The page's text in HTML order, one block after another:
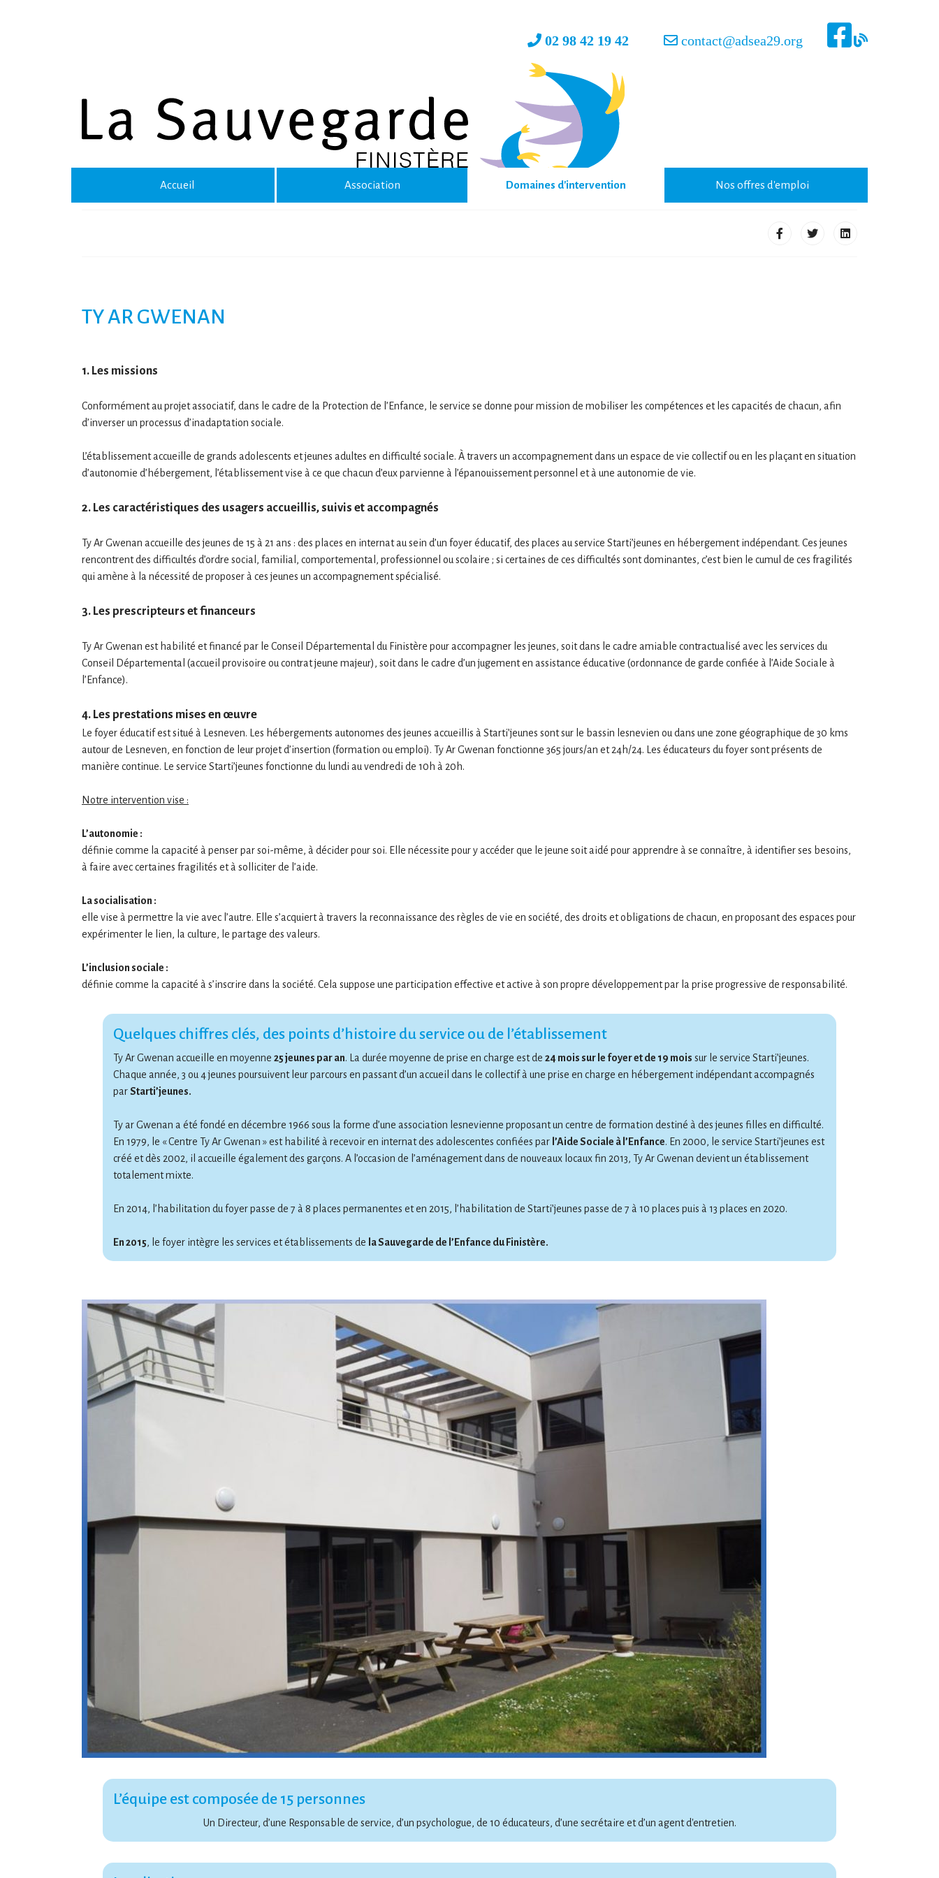
02 98 42 19 42 contact@adsea29.org
Accueil Association Domaines d'intervention Nos offres d'emploi
TY AR GWENAN
1. Les missions
Conformément au projet associatif, dans le cadre de la Protection de l’Enfance, le service se donne pour mission de mobiliser les compétences et les capacités de chacun, afin
d’inverser un processus d’inadaptation sociale.
L’établissement accueille de grands adolescents et jeunes adultes en difficulté sociale. À travers un accompagnement dans un espace de vie collectif ou en les plaçant en situation
d’autonomie d’hébergement, l’établissement vise à ce que chacun d’eux parvienne à l’épanouissement personnel et à une autonomie de vie.
2. Les caractéristiques des usagers accueillis, suivis et accompagnés
Ty Ar Gwenan accueille des jeunes de 15 à 21 ans : des places en internat au sein d’un foyer éducatif, des places au service Starti’jeunes en hébergement indépendant. Ces jeunes
rencontrent des difficultés d’ordre social, familial, comportemental, professionnel ou scolaire ; si certaines de ces difficultés sont dominantes, c’est bien le cumul de ces fragilités
qui amène à la nécessité de proposer à ces jeunes un accompagnement spécialisé.
3. Les prescripteurs et financeurs
Ty Ar Gwenan est habilité et financé par le Conseil Départemental du Finistère pour accompagner les jeunes, soit dans le cadre amiable contractualisé avec les services du
Conseil Départemental (accueil provisoire ou contrat jeune majeur), soit dans le cadre d’un jugement en assistance éducative (ordonnance de garde confiée à l’Aide Sociale à
l’Enfance).
4. Les prestations mises en œuvre
Le foyer éducatif est situé à Lesneven. Les hébergements autonomes des jeunes accueillis à Starti’jeunes sont sur le bassin lesnevien ou dans une zone géographique de 30 kms
autour de Lesneven, en fonction de leur projet d’insertion (formation ou emploi). Ty Ar Gwenan fonctionne 365 jours/an et 24h/24. Les éducateurs du foyer sont présents de
manière continue. Le service Starti’jeunes fonctionne du lundi au vendredi de 10h à 20h.
Notre intervention vise :
L’autonomie :
définie comme la capacité à penser par soi-même, à décider pour soi. Elle nécessite pour y accéder que le jeune soit aidé pour apprendre à se connaître, à identifier ses besoins,
à faire avec certaines fragilités et à solliciter de l’aide.
La socialisation :
elle vise à permettre la vie avec l’autre. Elle s’acquiert à travers la reconnaissance des règles de vie en société, des droits et obligations de chacun, en proposant des espaces pour
expérimenter le lien, la culture, le partage des valeurs.
L’inclusion sociale :
définie comme la capacité à s’inscrire dans la société. Cela suppose une participation effective et active à son propre développement par la prise progressive de responsabilité.
Quelques chiffres clés, des points d’histoire du service ou de l’établissement
Ty Ar Gwenan accueille en moyenne 25 jeunes par an. La durée moyenne de prise en charge est de 24 mois sur le foyer et de 19 mois sur le service Starti’jeunes.
Chaque année, 3 ou 4 jeunes poursuivent leur parcours en passant d’un accueil dans le collectif à une prise en charge en hébergement indépendant accompagnés
parStarti’jeunes.
Ty ar Gwenan a été fondé en décembre 1966 sous la forme d’une association lesnevienne proposant un centre de formation destiné à des jeunes filles en difficulté.
En 1979, le « Centre Ty Ar Gwenan » est habilité à recevoir en internat des adolescentes confiées par l’Aide Sociale à l’Enfance. En 2000, le service Starti’jeunes est
créé et dès 2002, il accueille également des garçons. A l’occasion de l’aménagement dans de nouveaux locaux fin 2013, Ty Ar Gwenan devient un établissement
totalement mixte.
En 2014, l’habilitation du foyer passe de 7 à 8 places permanentes et en 2015, l’habilitation de Starti’jeunes passe de 7 à 10 places puis à 13 places en 2020.
En 2015, le foyer intègre les services et établissements de la Sauvegarde de l’Enfance du Finistère.
L’équipe est composée de 15 personnes
Un Directeur, d’une Responsable de service, d’un psychologue, de 10 éducateurs, d’une secrétaire et d’un agent d'entretien.